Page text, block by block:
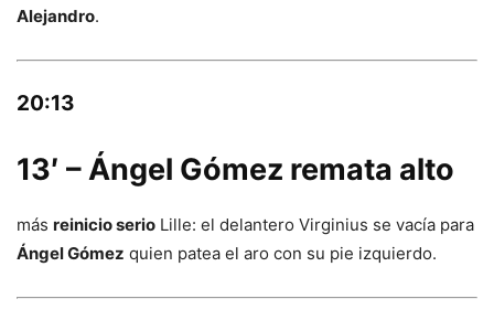
Alejandro.
20:13
13′ – Ángel Gómez remata alto
más reinicio serio Lille: el delantero Virginius se vacía para
Ángel Gómez quien patea el aro con su pie izquierdo.